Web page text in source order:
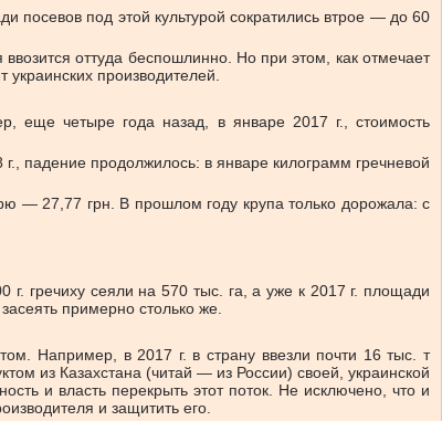
посевов под этой культурой сократились втрое — до 60
оттуда беспошлинно. Но при этом, как отмечает
производителей.
еще четыре года назад, в январе 2017 г., стоимость
падение продолжилось: в январе килограмм гречневой
— 27,77 грн. В прошлом году крупа только дорожала: с
гречиху сеяли на 570 тыс. га, а уже к 2017 г. площади
примерно столько же.
Например, в 2017 г. в страну ввезли почти 16 тыс. т
из Казахстана (читай — из России) своей, украинской
и власть перекрыть этот поток. Не исключено, что и
и защитить его.